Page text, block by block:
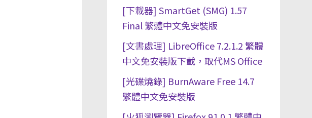
[下載器] SmartGet (SMG) 1.57
Final 繁體中文免安裝版
[文書處理] LibreOffice 7.2.1.2 繁體
中文免安裝版下載，取代MS Office
[光碟燒錄] BurnAware Free 14.7
繁體中文免安裝版